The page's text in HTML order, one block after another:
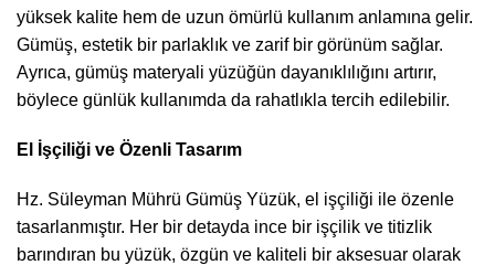
yüksek kalite hem de uzun ömürlü kullanım anlamına gelir.
Gümüş, estetik bir parlaklık ve zarif bir görünüm sağlar.
Ayrıca, gümüş materyali yüzüğün dayanıklılığını artırır,
böylece günlük kullanımda da rahatlıkla tercih edilebilir.
El İşçiliği ve Özenli Tasarım
Hz. Süleyman Mührü Gümüş Yüzük, el işçiliği ile özenle
tasarlanmıştır. Her bir detayda ince bir işçilik ve titizlik
barındıran bu yüzük, özgün ve kaliteli bir aksesuar olarak